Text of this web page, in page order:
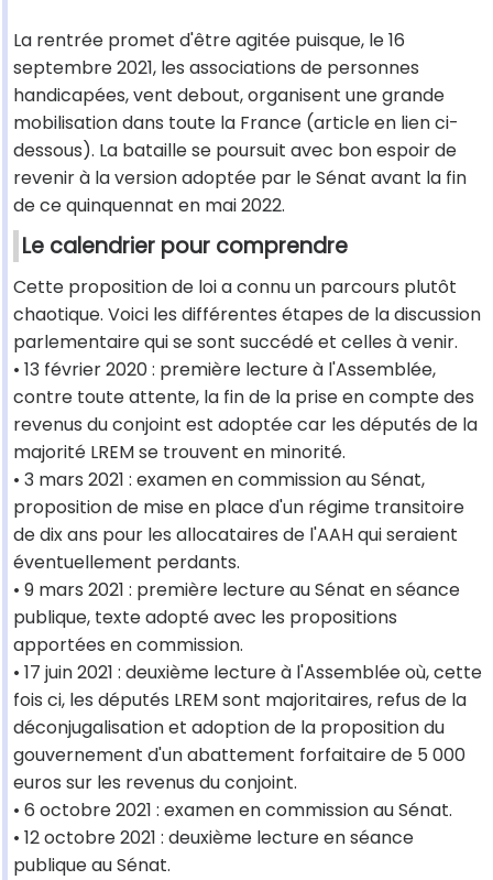
La rentrée promet d'être agitée puisque, le 16
septembre 2021, les associations de personnes
handicapées, vent debout, organisent une grande
mobilisation dans toute la France (article en lien ci-
dessous). La bataille se poursuit avec bon espoir de
revenir à la version adoptée par le Sénat avant la fin
de ce quinquennat en mai 2022.
Le calendrier pour comprendre
Cette proposition de loi a connu un parcours plutôt
chaotique. Voici les différentes étapes de la discussion
parlementaire qui se sont succédé et celles à venir.
• 13 février 2020 : première lecture à l'Assemblée,
contre toute attente, la fin de la prise en compte des
revenus du conjoint est adoptée car les députés de la
majorité LREM se trouvent en minorité.
• 3 mars 2021 : examen en commission au Sénat,
proposition de mise en place d'un régime transitoire
de dix ans pour les allocataires de l'AAH qui seraient
éventuellement perdants.
• 9 mars 2021 : première lecture au Sénat en séance
publique, texte adopté avec les propositions
apportées en commission.
• 17 juin 2021 : deuxième lecture à l'Assemblée où, cette
fois ci, les députés LREM sont majoritaires, refus de la
déconjugalisation et adoption de la proposition du
gouvernement d'un abattement forfaitaire de 5 000
euros sur les revenus du conjoint.
• 6 octobre 2021 : examen en commission au Sénat.
• 12 octobre 2021 : deuxième lecture en séance
publique au Sénat.